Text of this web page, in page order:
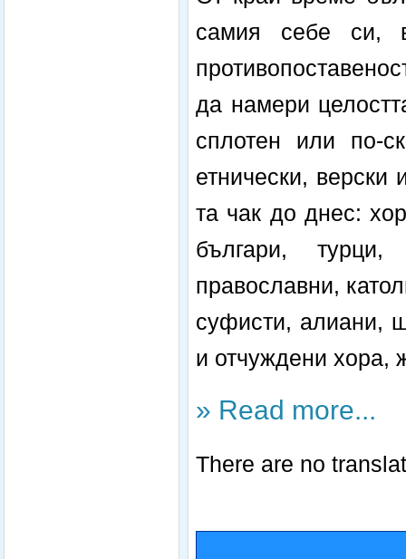
самия себе си,
да намери
сплотен или по-
етнически, верски
та чак до днес:
българи,
православни,
суфисти, алиани,
и отчуждени хора,
» Read more...
There are no